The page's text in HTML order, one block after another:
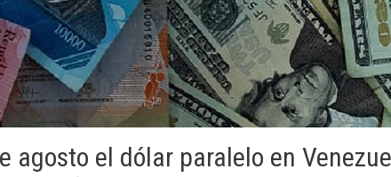
agosto el dólar paralelo en